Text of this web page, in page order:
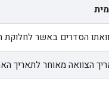
הסדרים באשר לחלוקת
הצוואה מאוחר לתאריך